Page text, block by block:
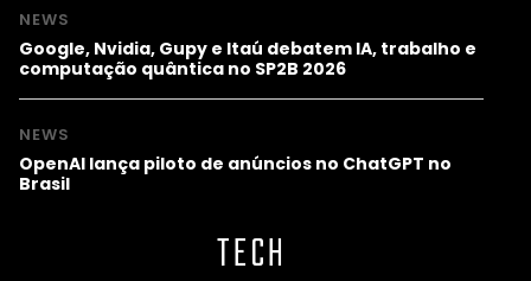
NEWS
Google, Nvidia, Gupy e Itaú debatem IA, trabalho e
computação quântica no SP2B 2026
NEWS
OpenAI lança piloto de anúncios no ChatGPT no
Brasil
TECH